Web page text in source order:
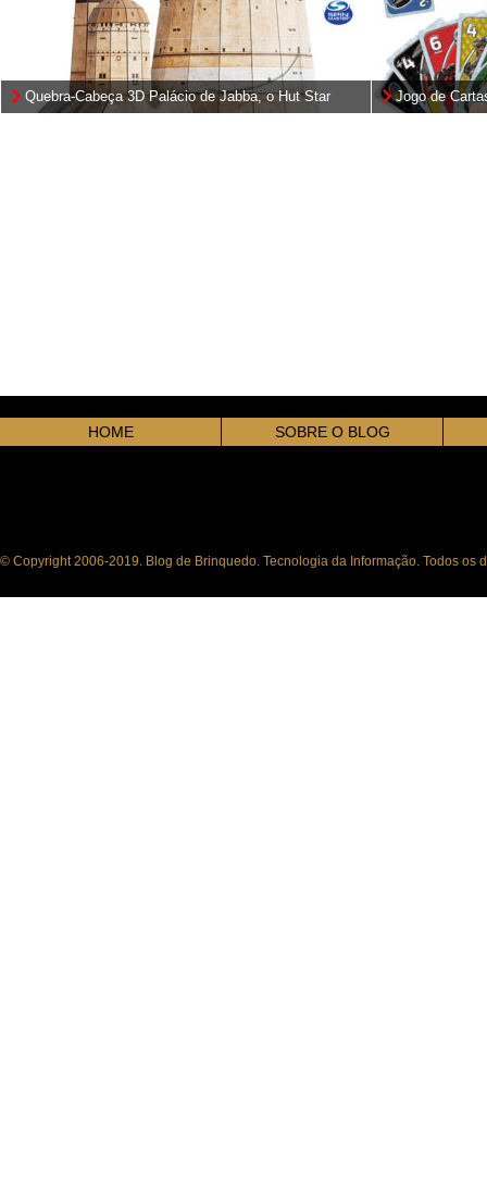
Quebra-Cabeça 3D Palácio de Jabba, o Hut Star
Wars 4D Build
Jogo de
Mandaloriano
HOME SOBRE O BLOG
© Copyright 2006-2019. Blog de Brinquedo. Tecnologia da Informação. Todos os